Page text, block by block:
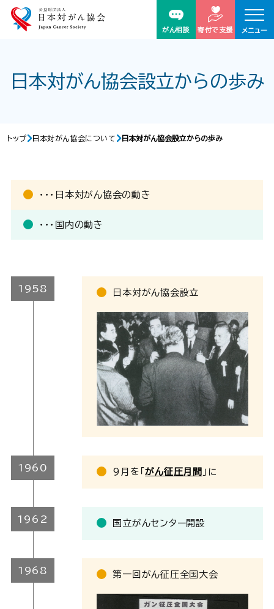
がん相談 寄付で支援 メニュー
日本対がん協会設立からの歩み
トップ 日本対がん協会について 日本対がん協会設立からの歩み
・・・日本対がん協会の動き
・・・国内の動き
1958 日本対がん協会設立
1960 9月を「がん征圧月間 」に
1962 国立がんセンター開設
1968 第一回がん征圧全国大会